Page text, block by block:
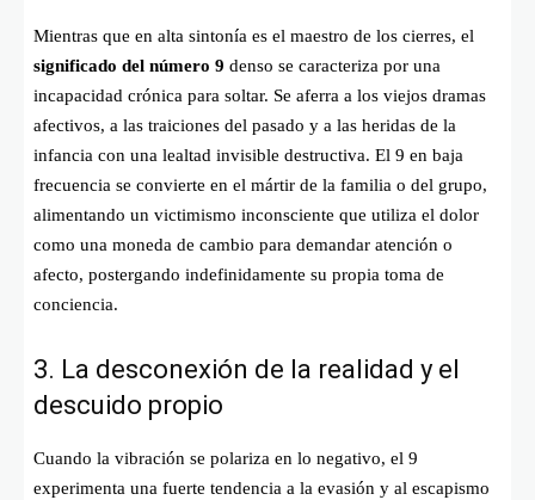
Mientras que en alta sintonía es el maestro de los cierres, el
significado del número 9 denso se caracteriza por una
incapacidad crónica para soltar. Se aferra a los viejos dramas
afectivos, a las traiciones del pasado y a las heridas de la
infancia con una lealtad invisible destructiva. El 9 en baja
frecuencia se convierte en el mártir de la familia o del grupo,
alimentando un victimismo inconsciente que utiliza el dolor
como una moneda de cambio para demandar atención o
afecto, postergando indefinidamente su propia toma de
conciencia.
3. La desconexión de la realidad y el
descuido propio
Cuando la vibración se polariza en lo negativo, el 9
experimenta una fuerte tendencia a la evasión y al escapismo